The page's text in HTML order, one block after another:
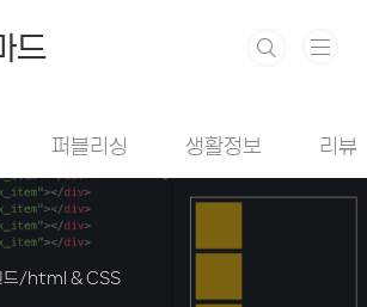
드
퍼블리싱 생활정보 리뷰
드/html & CSS